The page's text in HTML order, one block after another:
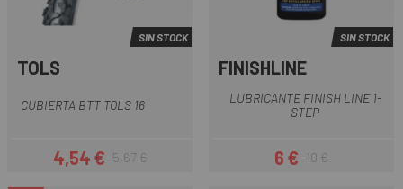
SIN STOCK
TOLS
CUBIERTA BTT TOLS 16
Precio
4,54 €Precio regular
5,67 €
SIN STOCK
FINISHLINE
LUBRICANTE FINISH LINE 1-
STEP
Precio
6 € Precio regular
10 €